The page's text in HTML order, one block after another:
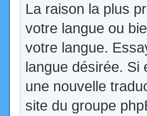
La raison la plus
votre langue ou
votre langue.
langue désirée. Si
une nouvelle
site du groupe